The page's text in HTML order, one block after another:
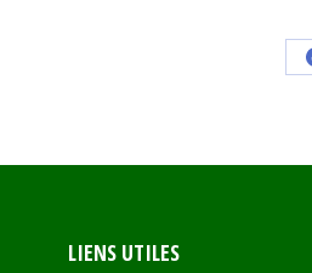
LIENS UTILES